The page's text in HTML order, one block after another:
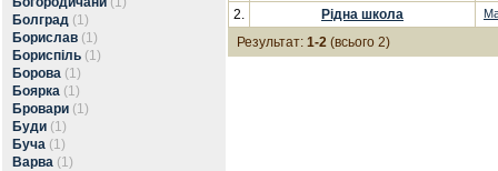
Болград (1)
Борислав (1)
Бориспіль (1)
Борова (1)
Боярка (1)
Бровари (1)
Буди (1)
Буча (1)
Варва (1)
2. Рідна школа
Результат: 1-2 (всього 2)